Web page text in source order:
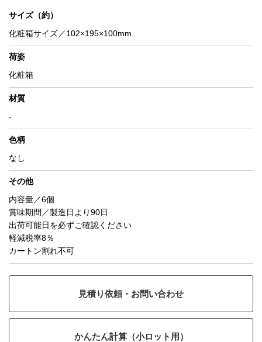
サイズ（約）
化粧箱サイズ／102×195×100mm
荷姿
化粧箱
材質
-
色柄
なし
その他
内容量／6個
賞味期間／製造日より90日
出荷可能日を必ずご確認ください
軽減税率8％
カートン割れ不可
見積り依頼・お問い合わせ
かんたん計算（小ロット用）